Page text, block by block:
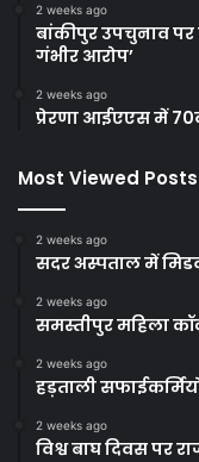
2 weeks ago
बांकीपुर उपचुनाव
गंभीर आरोप’
2 weeks ago
प्रेरणा आईएएस में
Most Viewed Posts
2 weeks ago
सदर अस्पताल में
2 weeks ago
समस्तीपुर महिला
2 weeks ago
हड़ताली
2 weeks ago
विश्व बाघ दिवस पर